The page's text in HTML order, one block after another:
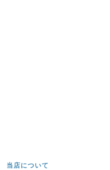
当店について